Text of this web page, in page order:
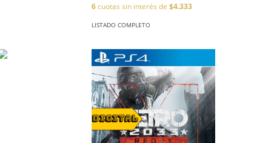
6cuotas sin interés de$4.333
LISTADO COMPLETO